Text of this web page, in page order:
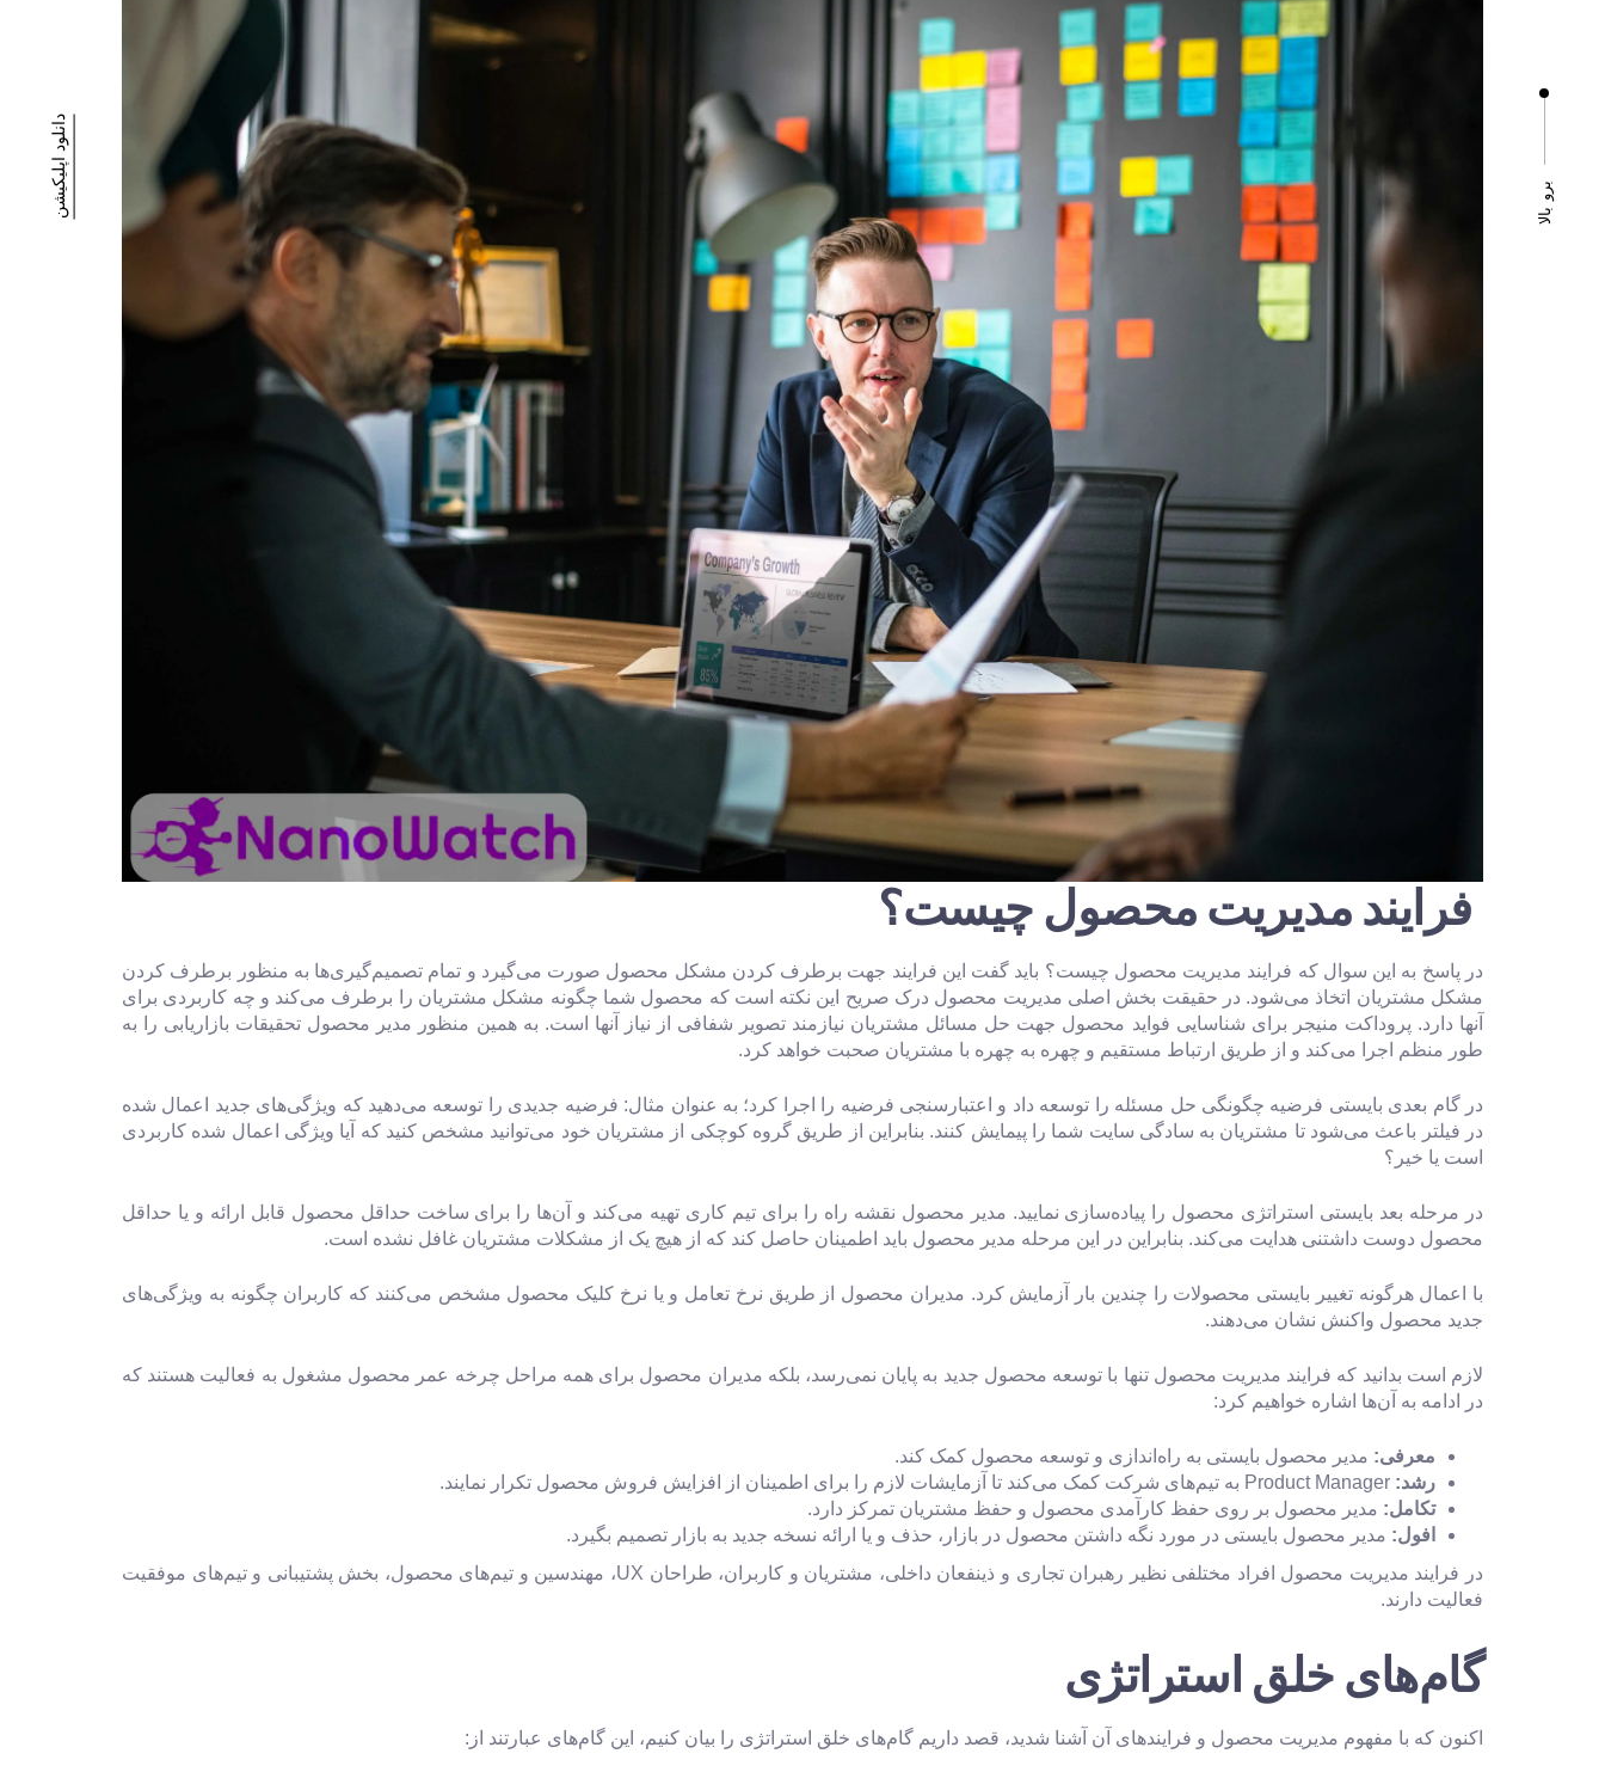
دانلود اپلیکیشن برو بالا
فرایند مدیریت محصول چیست؟
در پاسخ به این سوال که فرایند مدیریت محصول چیست؟ باید گفت این فرایند جهت برطرف کردن مشکل محصول صورت می‌گیرد و تمام تصمیم‌گیری‌ها به منظور برطرف کردن
مشکل مشتریان اتخاذ می‌شود. در حقیقت بخش اصلی مدیریت محصول درک صریح این نکته است که محصول شما چگونه مشکل مشتریان را برطرف می‌کند و چه کاربردی برای
آنها دارد. پروداکت منیجر برای شناسایی فواید محصول جهت حل مسائل مشتریان نیازمند تصویر شفافی از نیاز آنها است. به همین منظور مدیر محصول تحقیقات بازاریابی را به
طور منظم اجرا می‌کند و از طریق ارتباط مستقیم و چهره به چهره با مشتریان صحبت خواهد کرد.
در گام بعدی بایستی فرضیه چگونگی حل مسئله را توسعه داد و اعتبارسنجی فرضیه را اجرا کرد؛ به عنوان مثال: فرضیه جدیدی را توسعه می‌دهید که ویژگی‌های جدید اعمال شده
در فیلتر باعث می‌شود تا مشتریان به سادگی سایت شما را پیمایش کنند. بنابراین از طریق گروه کوچکی از مشتریان خود می‌توانید مشخص کنید که آیا ویژگی اعمال شده کاربردی
است یا خیر؟
در مرحله بعد بایستی استراتژی محصول را پیاده‌سازی نمایید. مدیر محصول نقشه راه را برای تیم کاری تهیه می‌کند و آن‌ها را برای ساخت حداقل محصول قابل ارائه و یا حداقل
محصول دوست داشتنی هدایت می‌کند. بنابراین در این مرحله مدیر محصول باید اطمینان حاصل کند که از هیچ یک از مشکلات مشتریان غافل نشده است.
با اعمال هرگونه تغییر بایستی محصولات را چندین بار آزمایش کرد. مدیران محصول از طریق نرخ تعامل و یا نرخ کلیک محصول مشخص می‌کنند که کاربران چگونه به ویژگی‌های
جدید محصول واکنش نشان می‌دهند.
لازم است بدانید که فرایند مدیریت محصول تنها با توسعه محصول جدید به پایان نمی‌رسد، بلکه مدیران محصول برای همه مراحل چرخه عمر محصول مشغول به فعالیت هستند که
در ادامه به آن‌ها اشاره خواهیم کرد:
معرفی: مدیر محصول بایستی به راه‌اندازی و توسعه محصول کمک کند.
رشد: Product Manager به تیم‌های شرکت کمک می‌کند تا آزمایشات لازم را برای اطمینان از افزایش فروش محصول تکرار نمایند.
تکامل: مدیر محصول بر روی حفظ کارآمدی محصول و حفظ مشتریان تمرکز دارد.
افول: مدیر محصول بایستی در مورد نگه داشتن محصول در بازار، حذف و یا ارائه نسخه جدید به بازار تصمیم بگیرد.
در فرایند مدیریت محصول افراد مختلفی نظیر رهبران تجاری و ذینفعان داخلی، مشتریان و کاربران، طراحان UX، مهندسین و تیم‌های محصول، بخش پشتیبانی و تیم‌های موفقیت
فعالیت دارند.
گام‌های خلق استراتژی
اکنون که با مفهوم مدیریت محصول و فرایندهای آن آشنا شدید، قصد داریم گام‌های خلق استراتژی را بیان کنیم، این گام‌های عبارتند از: